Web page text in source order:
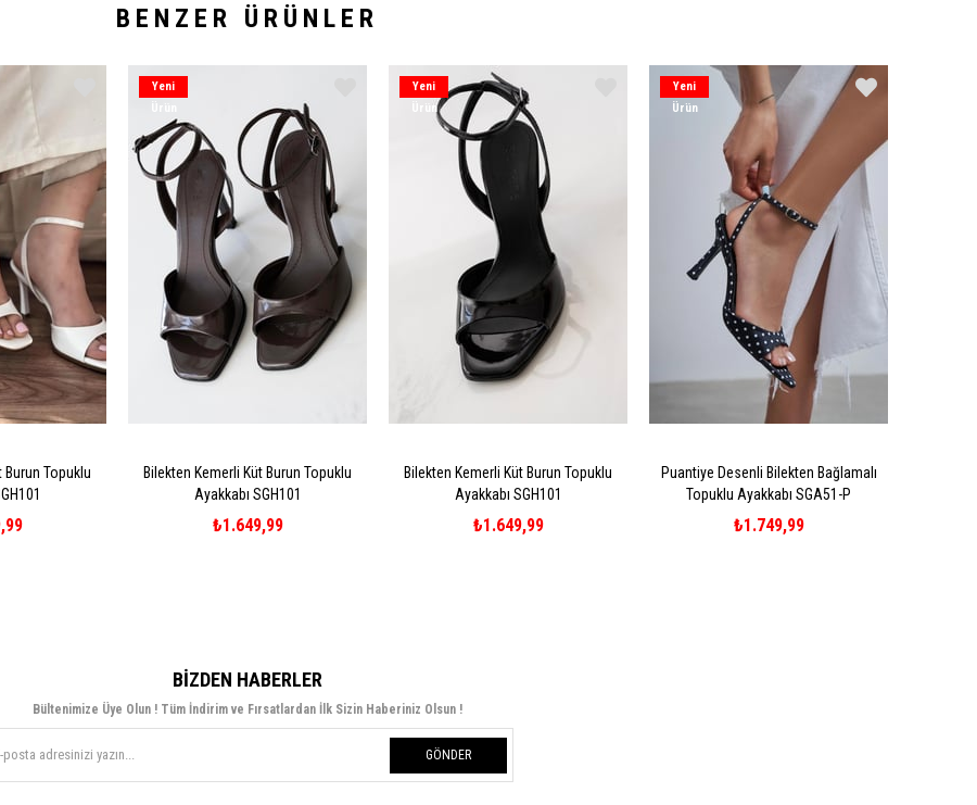
BENZER ÜRÜNLER
Burun Topuklu
Bilekten Kemerli Küt Burun Topuklu
Ayakkabı SGH101
₺1.649,99
Yeni
Ürün
Bilekten Kemerli Küt Burun Topuklu
Ayakkabı SGH101
₺1.649,99
Yeni
Ürün
Puantiye Desenli Bilekten Bağlamalı
Topuklu Ayakkabı SGA51-P
₺1.749,99
Yeni
Ürün
BIZDEN HABERLER
Bültenimize Üye Olun ! Tüm İndirim ve Fırsatlardan İlk Sizin Haberiniz Olsun !
GÖNDER